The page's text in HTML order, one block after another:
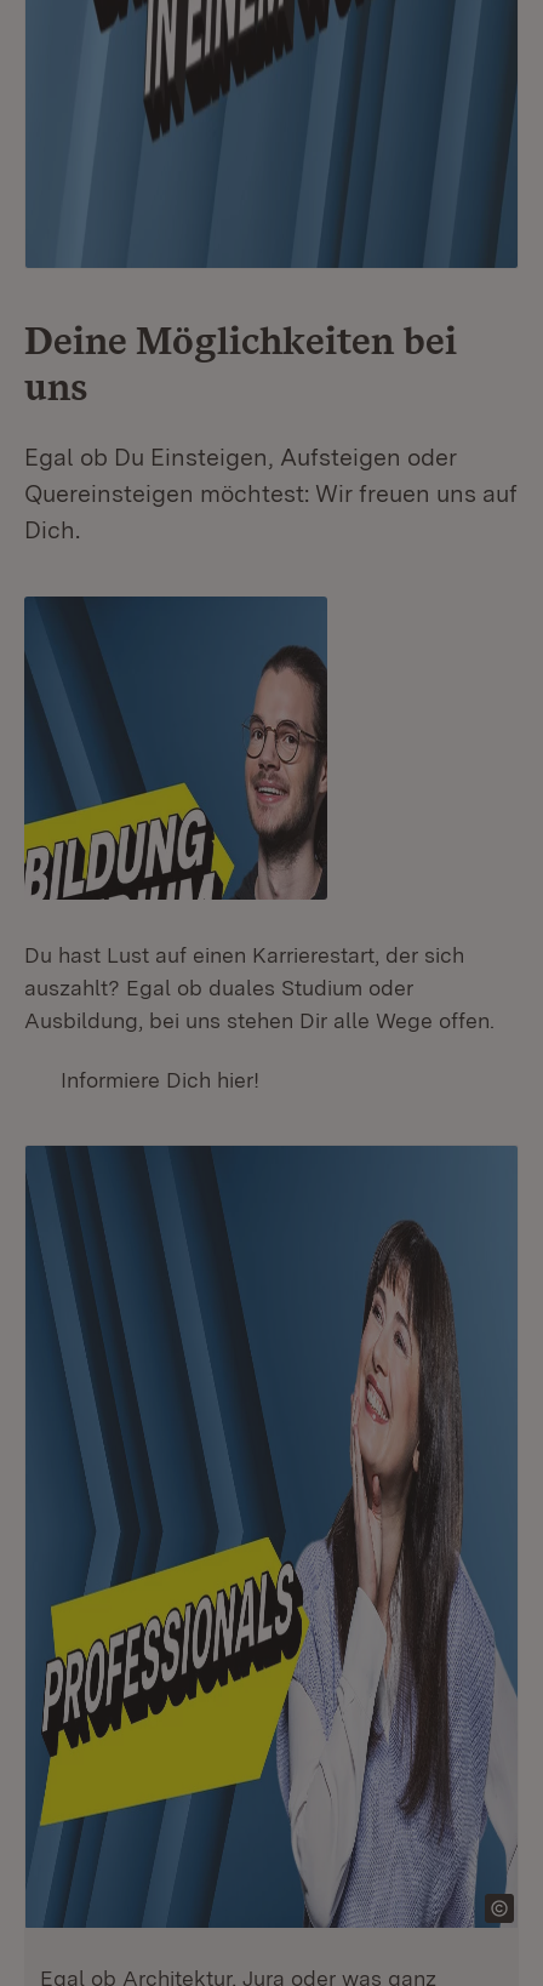
Deine Möglichkeiten bei
uns
Egal ob Du Einsteigen, Aufsteigen oder
Quereinsteigen möchtest: Wir freuen uns auf
Dich.
:Du hast Lust auf einen Karrierestart, der sich
auszahlt? Egal ob duales Studium oder
Ausbildung, bei uns stehen Dir alle Wege offen.
Informiere Dich hier!
Egal ob Architektur, Jura oder was ganz